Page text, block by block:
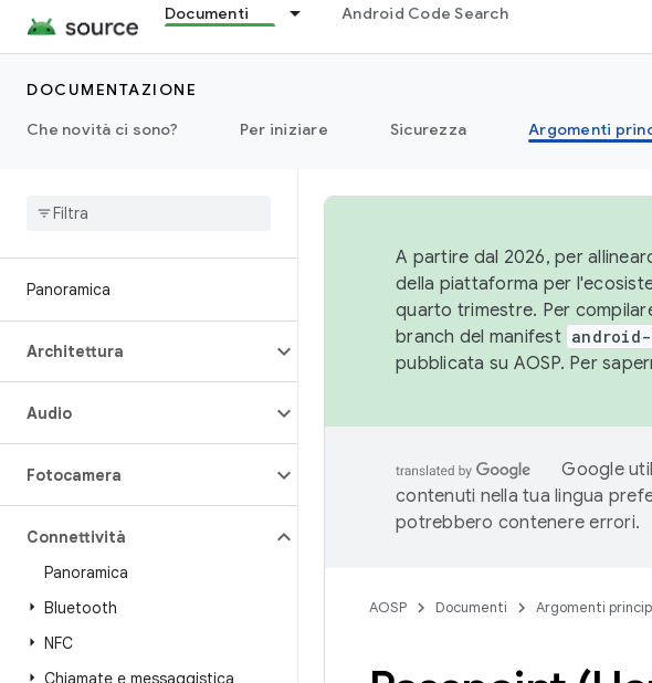
Documenti Android Code Search
DOCUMENTAZIONE
Che novità ci sono?
Per iniziare Sicurezza Argomenti
Panoramica
Architettura
Audio
Fotocamera
Connettività
Panoramica
Bluetooth
NFC
Chiamate e messaggistica
A partire dal 2026, per
della piattaforma per
quarto trimestre. Per
branch del manifest
pubblicata su AOSP. Per
Google
contenuti nella tua lingua
potrebbero contenere errori.
AOSP Documenti Argomenti